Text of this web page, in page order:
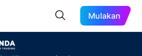
Mulakan